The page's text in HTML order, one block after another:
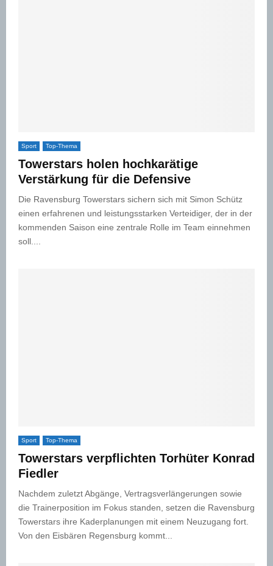
Sport Top-Thema
Towerstars holen hochkarätige
Verstärkung für die Defensive
Die Ravensburg Towerstars sichern sich mit Simon Schütz
einen erfahrenen und leistungsstarken Verteidiger, der in der
kommenden Saison eine zentrale Rolle im Team einnehmen
soll....
Sport Top-Thema
Towerstars verpflichten Torhüter Konrad
Fiedler
Nachdem zuletzt Abgänge, Vertragsverlängerungen sowie
die Trainerposition im Fokus standen, setzen die Ravensburg
Towerstars ihre Kaderplanungen mit einem Neuzugang fort.
Von den Eisbären Regensburg kommt...